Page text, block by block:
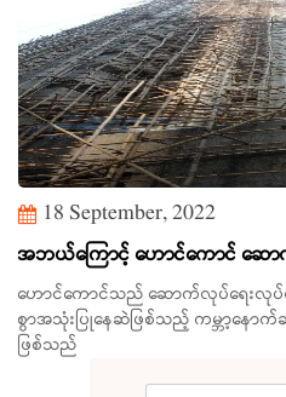
18 September, 2022
အဘယ်ကြောင့် ဟောင်ကောင် ဆော
ဟောင်ကောင်သည် ဆောက်လုပ်ရေးလုပ်င
စွာအသုံးပြုနေဆဲဖြစ်သည့် ကမ္ဘာ့နောက်
ဖြစ်သည်